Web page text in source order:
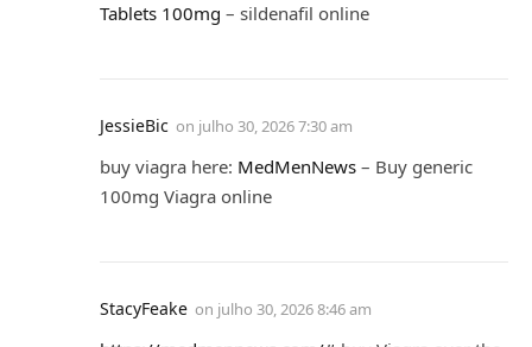
Tablets 100mg – sildenafil online
JessieBic on julho 30, 2026 7:30 am
buy viagra here: MedMenNews – Buy generic
100mg Viagra online
StacyFeake on julho 30, 2026 8:46 am